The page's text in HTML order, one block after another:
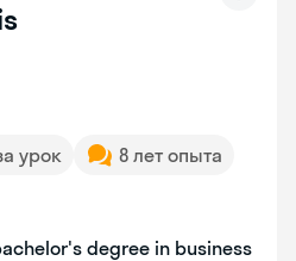
урок
8 лет опыта
degree in business